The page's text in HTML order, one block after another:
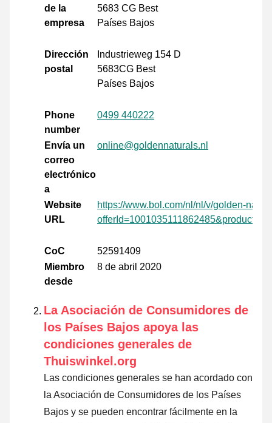
de la
empresa
5683 CG Best
Países Bajos
Dirección
postal
Industrieweg 154 D
5683CG Best
Países Bajos
Phone
number
0499 440222
Envía un
correo
electrónico
a
online@goldennaturals.nl
Website
URL
https://www.bol.com/nl/nl/v/golden-
CoC
52591409
Miembro
desde
8 de abril 2020
La Asociación de Consumidores de
los Países Bajos apoya las
condiciones generales de
Thuiswinkel.org
Las condiciones generales se han acordado con
la Asociación de Consumidores de los Países
Bajos y se pueden encontrar fácilmente en la